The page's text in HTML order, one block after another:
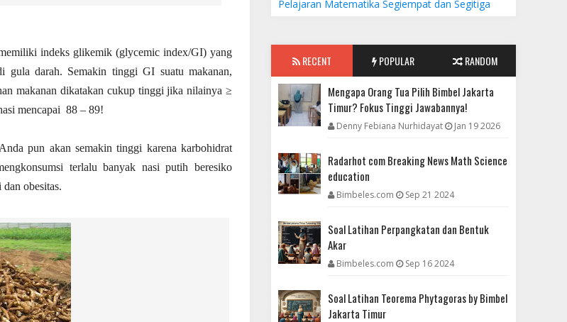
indeks glikemik (glycemic index/GI) yang
gula darah. Semakin tinggi GI suatu makanan,
makanan dikatakan cukup tinggi jika nilainya ≥
mencapai 88 – 89!
pun akan semakin tinggi karena karbohidrat
terlalu banyak nasi putih beresiko
obesitas.
Pelajaran Matematika Segiempat dan Segitiga
RECENT POPULAR RANDOM
Mengapa Orang Tua Pilih Bimbel Jakarta
Timur? Fokus Tinggi Jawabannya!
Denny Febiana Nurhidayat Jan 19 2026
Radarhot com Breaking News Math Science
education
Bimbeles.com Sep 21 2024
Soal Latihan Perpangkatan dan Bentuk
Akar
Bimbeles.com Sep 16 2024
Soal Latihan Teorema Phytagoras by Bimbel
Jakarta Timur